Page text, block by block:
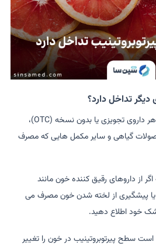
دیگر تداخل دارد؟
همیشه پزشک خود را در مورد هر داروی تجویزی یا بدون نسخه (OTC)،
گیاهی و سایر مکمل هایی که مصرف
از داروهای رقیق کننده خون مانند
یا پیشگیری از لخته شدن خون مصرف می
خود اطلاع دهید.
سطح پیرتوبروتینیب در خون را تغییر